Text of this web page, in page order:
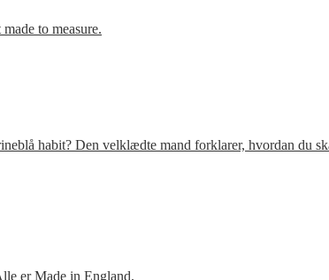
to measure.
habit? Den velklædte mand forklarer, hvordan du
er Made in England.